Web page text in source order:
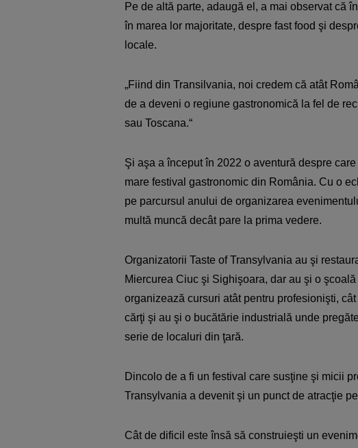
Pe de altă parte, adaugă el, a mai observat că
în marea lor majoritate, despre fast food şi
locale.
„Fiind din Transilvania, noi credem că atât
de a deveni o regiune gastronomică la fel de
sau Toscana.“
Şi aşa a început în 2022 o aventură despre
mare festival gastronomic din România. Cu o
pe parcursul anului de organizarea
multă muncă decât pare la prima vedere.
Organizatorii Taste of Transylvania au şi
Miercurea Ciuc şi Sighişoara, dar au şi o
organizează cursuri atât pentru profesionişti,
cărţi şi au şi o bucătărie industrială unde
serie de localuri din ţară.
Dincolo de a fi un festival care susţine şi micii
Transylvania a devenit şi un punct de atracţie
Cât de dificil este însă să construieşti un